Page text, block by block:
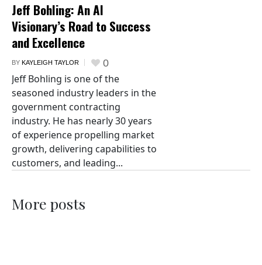
Jeff Bohling: An AI
Visionary’s Road to Success
and Excellence
BY KAYLEIGH TAYLOR 0
Jeff Bohling is one of the
seasoned industry leaders in the
government contracting
industry. He has nearly 30 years
of experience propelling market
growth, delivering capabilities to
customers, and leading...
More posts